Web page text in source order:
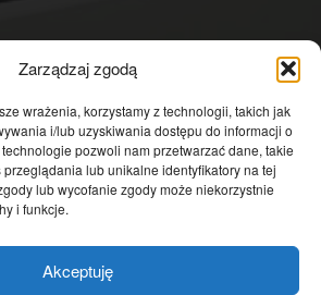
Zarządzaj zgodą
wrażenia, korzystamy z technologii, takich jak
i/lub uzyskiwania dostępu do informacji o
pozwoli nam przetwarzać dane, takie
lub unikalne identyfikatory na tej
lub wycofanie zgody może niekorzystnie
i funkcje.
Akceptuję
4601
4363
3639
2823